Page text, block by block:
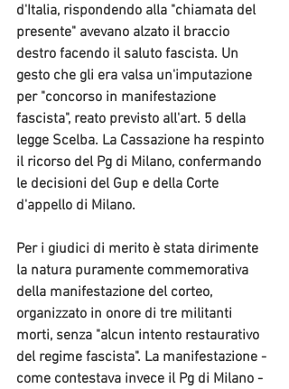
d'Italia, rispondendo alla "chiamata del
presente" avevano alzato il braccio
destro facendo il saluto fascista. Un
gesto che gli era valsa un'imputazione
per "concorso in manifestazione
fascista", reato previsto all'art. 5 della
legge Scelba. La Cassazione ha respinto
il ricorso del Pg di Milano, confermando
le decisioni del Gup e della Corte
d'appello di Milano.
Per i giudici di merito è stata dirimente
la natura puramente commemorativa
della manifestazione del corteo,
organizzato in onore di tre militanti
morti, senza "alcun intento restaurativo
del regime fascista". La manifestazione -
come contestava invece il Pg di Milano -